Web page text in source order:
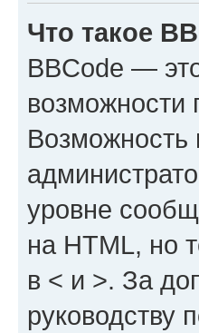
Что такое
BBCode —
Возможность
уровне
на HTML, но
в < и >. За
руководству